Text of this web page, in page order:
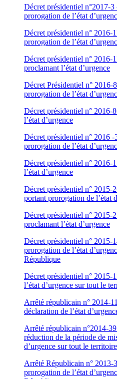
Décret présidentiel n°2017-
prorogation de l’état
Décret présidentiel n° 2016-
prorogation de l’état
Décret présidentiel n° 2016-
proclamant l’état d’urgence
Décret Présidentiel n°
prorogation de l’état
Décret présidentiel n°
l’état d’urgence
Décret présidentiel n° 2016
prorogation de l’état
Décret présidentiel n° 2016-
l’état d’urgence
Décret présidentiel n° 2015-
portant prorogation de l’état
Décret présidentiel n° 2015-
proclamant l’état d’urgence
Décret présidentiel n°
prorogation de l’état
République
Décret présidentiel n° 2015-
l’état d’urgence sur tout le
Arrêté républicain n° 2014-
déclaration de l’état
Arrêté républicain n°2014-
réduction de la période de
d’urgence sur tout le
Arrêté Républicain n° 2013-
prorogation de l’état